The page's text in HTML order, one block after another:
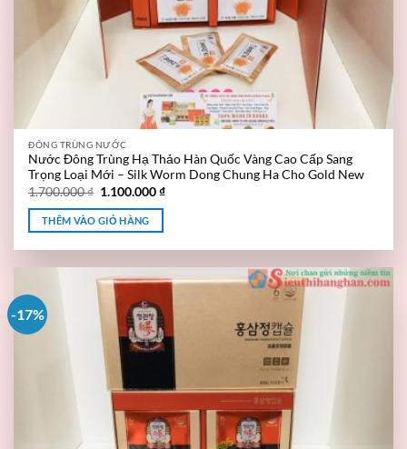
ĐÔNG TRÙNG NƯỚC
Nước Đông Trùng Hạ Thảo Hàn Quốc Vàng Cao Cấp Sang
Trọng Loại Mới – Silk Worm Dong Chung Ha Cho Gold New
1.700.000₫ 1.100.000₫
THÊM VÀO GIỎ HÀNG
-17%